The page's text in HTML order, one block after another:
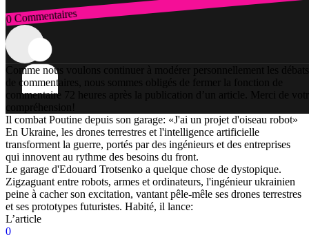
0 Commentaires
Connexion
Comme nous voulons continuer à modérer personnellement les débats
de commentaires, nous sommes obligés de fermer la fonction de
commentaire 72 heures après la publication d’un article. Merci de
compréhension!
Il combat Poutine depuis son garage: «J'ai un projet d'oiseau robot»
En Ukraine, les drones terrestres et l'intelligence artificielle
transforment la guerre, portés par des ingénieurs et des entreprises
qui innovent au rythme des besoins du front.
Le garage d'Edouard Trotsenko a quelque chose de dystopique.
Zigzaguant entre robots, armes et ordinateurs, l'ingénieur ukrainien
peine à cacher son excitation, vantant pêle-mêle ses drones terrestres
et ses prototypes futuristes. Habité, il lance:
L’article
0